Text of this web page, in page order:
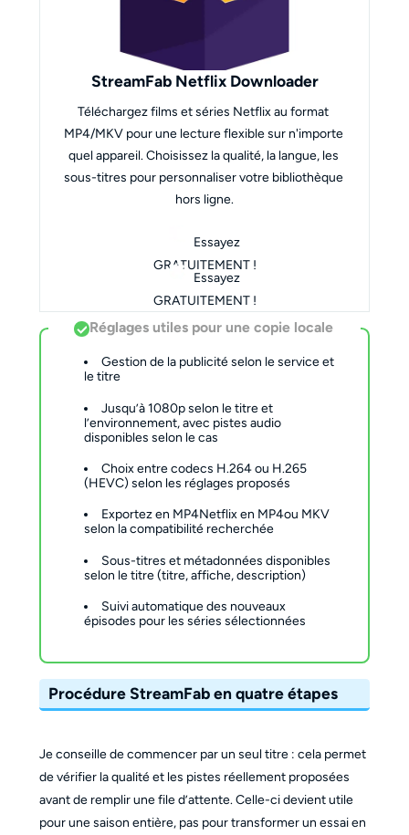
StreamFab Netflix Downloader
Téléchargez films et séries Netflix au format
MP4/MKV pour une lecture flexible sur n'importe
quel appareil. Choisissez la qualité, la langue, les
sous-titres pour personnaliser votre bibliothèque
hors ligne.
Essayez
GRATUITEMENT !
Essayez
GRATUITEMENT !
Réglages utiles pour une copie locale
Gestion de la publicité selon le service et
le titre
Jusqu’à 1080p selon le titre et
l’environnement, avec pistes audio
disponibles selon le cas
Choix entre codecs H.264 ou H.265
(HEVC) selon les réglages proposés
Exportez en MP4Netflix en MP4ou MKV
selon la compatibilité recherchée
Sous-titres et métadonnées disponibles
selon le titre (titre, affiche, description)
Suivi automatique des nouveaux
épisodes pour les séries sélectionnées
Procédure StreamFab en quatre étapes
Je conseille de commencer par un seul titre : cela permet
de vérifier la qualité et les pistes réellement proposées
avant de remplir une file d’attente. Celle-ci devient utile
pour une saison entière, pas pour transformer un essai en